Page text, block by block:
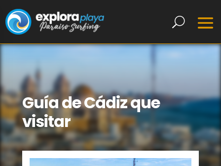
Guía de Cádiz que
visitar